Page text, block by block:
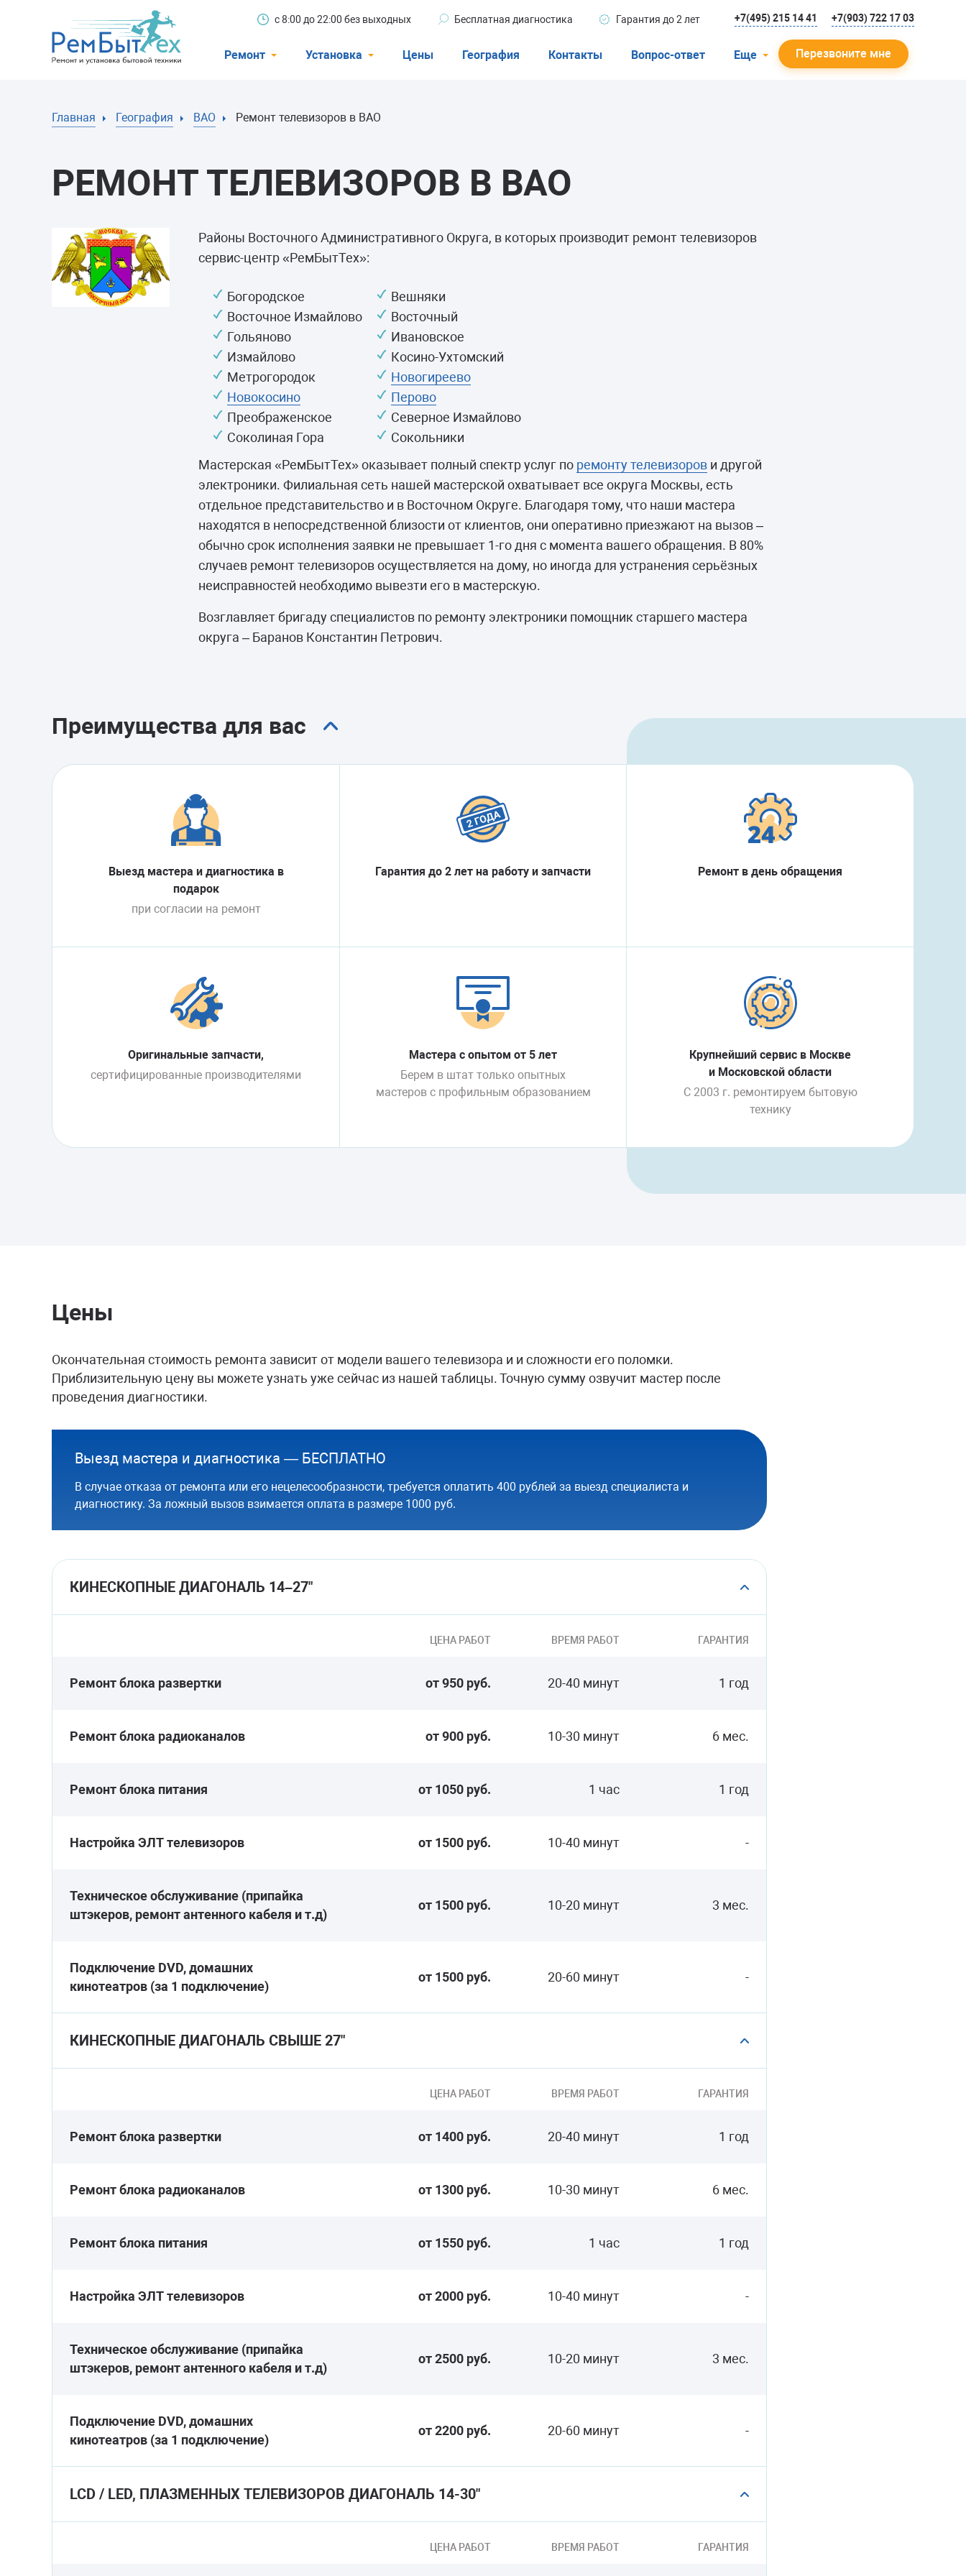
с 8:00 до 22:00 без выходных Бесплатная диагностика Гарантия до 2 лет +7(495) 215 14 41 +7(903) 722 17 03
Ремонт
Стиральные машины
Телевизоры
Варочные панели
Электроплиты
Духовные шкафы
Морозильные камеры
Сушильные машины
Установка
Посудомоечные машины
Цены География Контакты Вопрос-ответ Еще
Вакансии
Перезвоните мне
Главная География ВАО Ремонт телевизоров в ВАО
РЕМОНТ ТЕЛЕВИЗОРОВ В ВАО
Районы Восточного Административного Округа, в которых производит ремонт телевизоров
сервис-центр «РемБытТех»:
Богородское
Восточное Измайлово
Гольяново
Измайлово
Метрогородок
Новокосино
Преображенское
Соколиная Гора
Вешняки
Восточный
Ивановское
Косино-Ухтомский
Новогиреево
Перово
Северное Измайлово
Сокольники
Мастерская «РемБытТех» оказывает полный спектр услуг по ремонту телевизоров и другой
электроники. Филиальная сеть нашей мастерской охватывает все округа Москвы, есть
отдельное представительство и в Восточном Округе. Благодаря тому, что наши мастера
находятся в непосредственной близости от клиентов, они оперативно приезжают на вызов –
обычно срок исполнения заявки не превышает 1-го дня с момента вашего обращения. В 80%
случаев ремонт телевизоров осуществляется на дому, но иногда для устранения серьёзных
неисправностей необходимо вывезти его в мастерскую.
Возглавляет бригаду специалистов по ремонту электроники помощник старшего мастера
округа – Баранов Константин Петрович.
Преимущества для вас
Выезд мастера и диагностика в
подарок
при согласии на ремонт
Гарантия до 2 лет на работу и запчасти Ремонт в день обращения
Оригинальные запчасти,
сертифицированные производителями
Мастера с опытом от 5 лет
Берем в штат только опытных
мастеров с профильным образованием
Крупнейший сервис в Москве
и Московской области
С 2003 г. ремонтируем бытовую
технику
Цены
Окончательная стоимость ремонта зависит от модели вашего телевизора и и сложности его поломки.
Приблизительную цену вы можете узнать уже сейчас из нашей таблицы. Точную сумму озвучит мастер после
проведения диагностики.
Выезд мастера и диагностика — БЕСПЛАТНО
В случае отказа от ремонта или его нецелесообразности, требуется оплатить 400 рублей за выезд специалиста и
диагностику. За ложный вызов взимается оплата в размере 1000 руб.
КИНЕСКОПНЫЕ ДИАГОНАЛЬ 14–27"
ЦЕНА РАБОТ ВРЕМЯ РАБОТ ГАРАНТИЯ
Ремонт блока развертки от 950 руб. 20-40 минут 1 год
Ремонт блока радиоканалов от 900 руб. 10-30 минут 6 мес.
Ремонт блока питания от 1050 руб. 1 час 1 год
Настройка ЭЛТ телевизоров от 1500 руб. 10-40 минут -
Техническое обслуживание (припайка
штэкеров, ремонт антенного кабеля и т.д)
от 1500 руб. 10-20 минут 3 мес.
Подключение DVD, домашних
кинотеатров (за 1 подключение)
от 1500 руб. 20-60 минут -
КИНЕСКОПНЫЕ ДИАГОНАЛЬ СВЫШЕ 27"
ЦЕНА РАБОТ ВРЕМЯ РАБОТ ГАРАНТИЯ
Ремонт блока развертки от 1400 руб. 20-40 минут 1 год
Ремонт блока радиоканалов от 1300 руб. 10-30 минут 6 мес.
Ремонт блока питания от 1550 руб. 1 час 1 год
Настройка ЭЛТ телевизоров от 2000 руб. 10-40 минут -
Техническое обслуживание (припайка
штэкеров, ремонт антенного кабеля и т.д)
от 2500 руб. 10-20 минут 3 мес.
Подключение DVD, домашних
кинотеатров (за 1 подключение)
от 2200 руб. 20-60 минут -
LCD / LED, ПЛАЗМЕННЫХ ТЕЛЕВИЗОРОВ ДИАГОНАЛЬ 14-30"
ЦЕНА РАБОТ ВРЕМЯ РАБОТ ГАРАНТИЯ